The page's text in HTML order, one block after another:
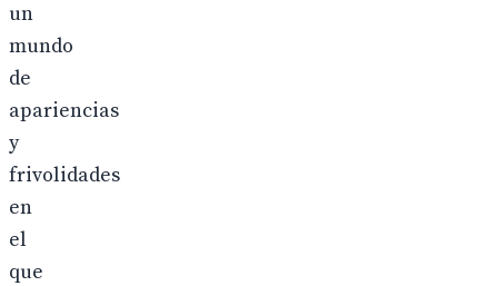
un
mundo
de
apariencias
y
frivolidades
en
el
que